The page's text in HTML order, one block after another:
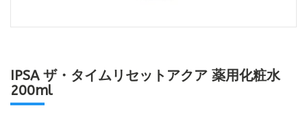
IPSA ザ・タイムリセットアクア 薬用化粧水
200ml